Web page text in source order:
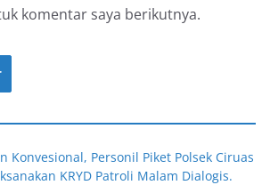
komentar saya berikutnya.
Konvesional, Personil Piket Polsek Ciruas
KRYD Patroli Malam Dialogis.